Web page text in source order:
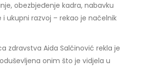
obezbjeđenje kadra, nabavku
i ukupni razvoj – rekao je načelnik
zdravstva Aida Salčinović rekla je
onim što je vidjela u